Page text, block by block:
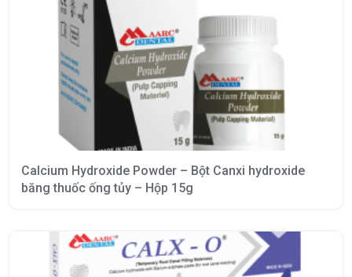
Calcium Hydroxide Powder – Bột Canxi hydroxide
băng thuốc ống tủy – Hộp 15g